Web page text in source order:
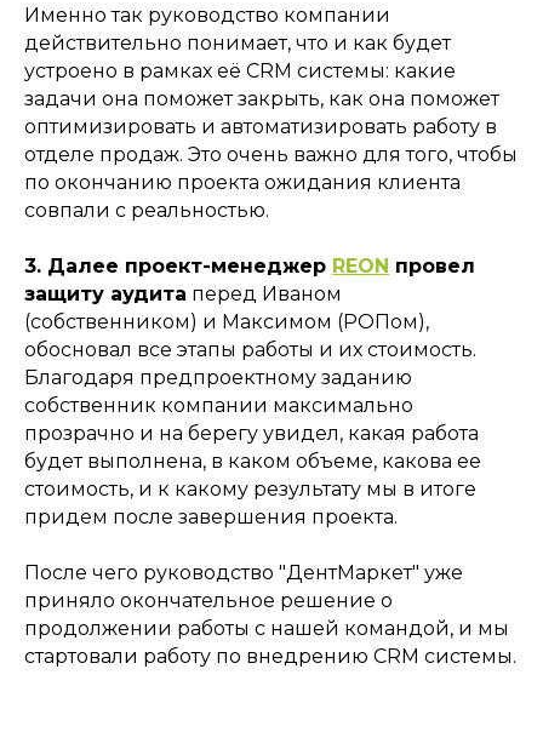
Именно так руководство компании
действительно понимает, что и как будет
устроено в рамках её CRM системы: какие
задачи она поможет закрыть, как она поможет
оптимизировать и автоматизировать работу в
отделе продаж. Это очень важно для того, чтобы
по окончанию проекта ожидания клиента
совпали с реальностью.
3. Далее проект-менеджер REON провел
защиту аудита перед Иваном
(собственником) и Максимом (РОПом),
обосновал все этапы работы и их стоимость.
Благодаря предпроектному заданию
собственник компании максимально
прозрачно и на берегу увидел, какая работа
будет выполнена, в каком объеме, какова ее
стоимость, и к какому результату мы в итоге
придем после завершения проекта.
После чего руководство "ДентМаркет" уже
приняло окончательное решение о
продолжении работы с нашей командой, и мы
стартовали работу по внедрению CRM системы.